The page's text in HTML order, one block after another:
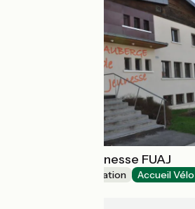
Auberge de Jeunesse FUAJ
Group accommodation Accueil Vélo